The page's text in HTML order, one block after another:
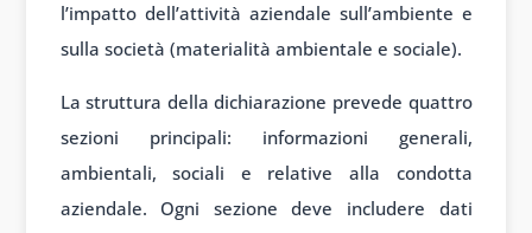
l’impatto dell’attività aziendale sull’ambiente e
sulla società (materialità ambientale e sociale).
La struttura della dichiarazione prevede quattro
sezioni principali: informazioni generali,
ambientali, sociali e relative alla condotta
aziendale. Ogni sezione deve includere dati